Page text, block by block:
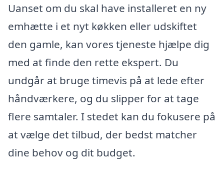
Uanset om du skal have installeret en ny
emhætte i et nyt køkken eller udskiftet
den gamle, kan vores tjeneste hjælpe dig
med at finde den rette ekspert. Du
undgår at bruge timevis på at lede efter
håndværkere, og du slipper for at tage
flere samtaler. I stedet kan du fokusere på
at vælge det tilbud, der bedst matcher
dine behov og dit budget.